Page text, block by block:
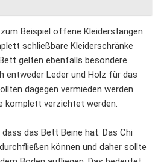
Beispiel offene Kleiderstangen
schließbare Kleiderschränke
gelten ebenfalls besondere
entweder Leder und Holz für das
dagegen vermieden werden.
komplett verzichtet werden.
das Bett Beine hat. Das Chi
können und daher sollte